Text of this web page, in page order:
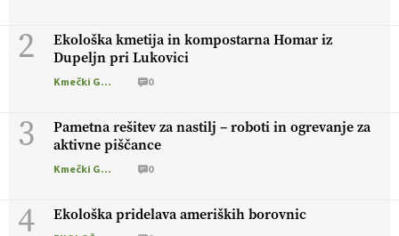
2
Ekološka kmetija in kompostarna Homar iz
Dupeljn pri Lukovici
Kmečki Glas 0
3
Pametna rešitev za nastilj – roboti in ogrevanje za
aktivne piščance
Kmečki Glas 0
4 Ekološka pridelava ameriških borovnic